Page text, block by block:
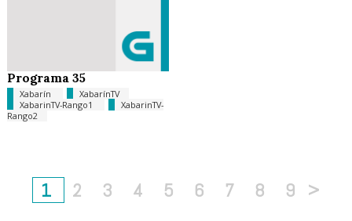
Programa 35
Xabarín
XabarínTV
XabarinTV-Rango1
XabarinTV-
Rango2
1 2 3 4 5 6 7 8 9 >